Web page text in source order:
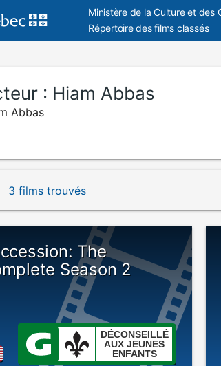
Ministère de la Culture et des
Répertoire des films classés
: Hiam Abbas
Abbas
3 films trouvés
The
Season 2
DÉCONSEILLÉ
AUX JEUNES
ENFANTS